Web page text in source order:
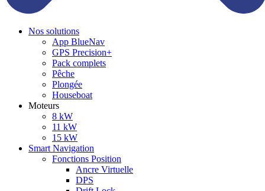
Nos solutions
App BlueNav
GPS Precision+
Pack complets
Pêche
Plongée
Houseboat
Moteurs
8 kW
11 kW
15 kW
Smart Navigation
Fonctions Position
Ancre Virtuelle
DPS